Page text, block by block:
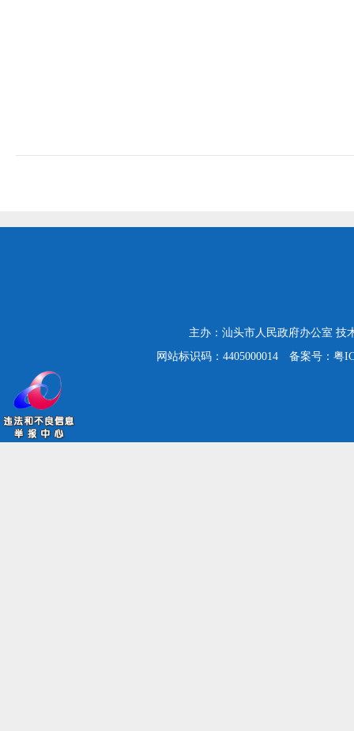
主办：汕头市人民政府办公室 技
网站标识码：4405000014
备案号：粤